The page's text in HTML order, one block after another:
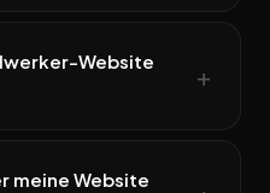
Website
meine Website